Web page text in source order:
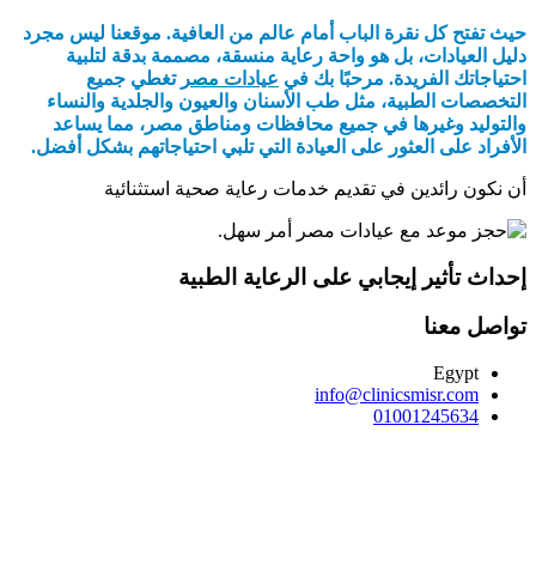
حيث تفتح كل نقرة الباب أمام عالم من العافية. موقعنا ليس مجرد
دليل العيادات، بل هو واحة رعاية منسقة، مصممة بدقة لتلبية
احتياجاتك الفريدة. مرحبًا بك في عيادات مصر تغطي جميع
التخصصات الطبية، مثل طب الأسنان والعيون والجلدية والنساء
والتوليد وغيرها في جميع محافظات ومناطق مصر، مما يساعد
الأفراد على العثور على العيادة التي تلبي احتياجاتهم بشكل أفضل.
أن نكون رائدين في تقديم خدمات رعاية صحية استثنائية
إحداث تأثير إيجابي على الرعاية الطبية
تواصل معنا
Egypt
info@clinicsmisr.com
01001245634